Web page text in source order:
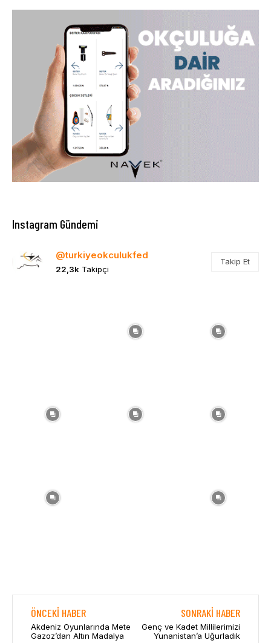
Instagram Gündemi
@turkiyeokculukfed
22,3k Takipçi
Takip Et
ÖNCEKI HABER
Akdeniz Oyunlarında Mete
Gazoz’dan Altın Madalya
SONRAKI HABER
Genç ve Kadet Millilerimizi
Yunanistan’a Uğurladık